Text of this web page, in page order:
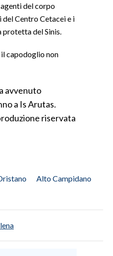
del corpo
Centro Cetacei e i
del Sinis.
il capodoglio non
avvenuto
a Is Arutas.
riservata
Alto Campidano